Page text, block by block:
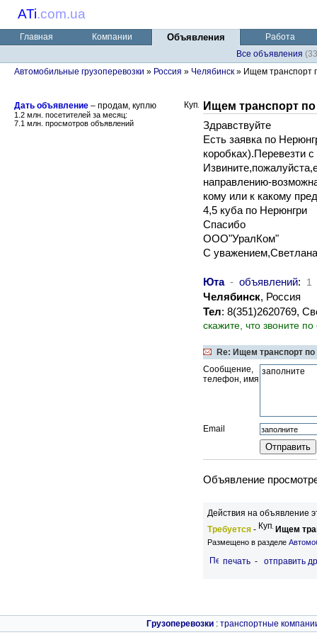
ATi.com.ua
Главная Компании Объявления
Работа
Все объявления
Автомобильные грузоперевозки » Россия » Челябинск » Ищем транспорт
Дать объявление – продам, куплю
1.2 млн. посетителей за месяц:
7.1 млн. просмотров объявлений
Ищем транспорт
Здравствуйте
Есть заявка по
коробках).Перевезти
направлению-
кому или к какому
4,5 куба по Нерюнгри
Спасибо
ООО"УралКом"
С уважением,Светлана
Юта - объявлений: 1
Челябинск, Россия
Тел: 8(351)2620769,
скажите, что звоните
Re: Ищем транспорт
Сообщение,
телефон, имя
Email
Объявление
Действия на объявление
Требуется - Ищем
Размещено в разделе
печать - отправить
Грузоперевозки : транспортные